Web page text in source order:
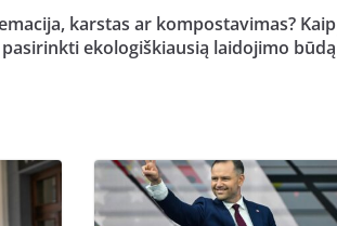
karstas ar kompostavimas? Kaip
pasirinkti ekologiškiausią laidojimo būdą